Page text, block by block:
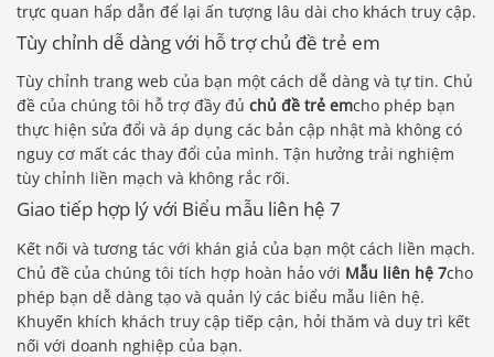
trực quan hấp dẫn để lại ấn tượng lâu dài cho khách truy cập.
Tùy chỉnh dễ dàng với hỗ trợ chủ đề trẻ em
Tùy chỉnh trang web của bạn một cách dễ dàng và tự tin. Chủ
đề của chúng tôi hỗ trợ đầy đủ chủ đề trẻ emcho phép bạn
thực hiện sửa đổi và áp dụng các bản cập nhật mà không có
nguy cơ mất các thay đổi của mình. Tận hưởng trải nghiệm
tùy chỉnh liền mạch và không rắc rối.
Giao tiếp hợp lý với Biểu mẫu liên hệ 7
Kết nối và tương tác với khán giả của bạn một cách liền mạch.
Chủ đề của chúng tôi tích hợp hoàn hảo với Mẫu liên hệ 7cho
phép bạn dễ dàng tạo và quản lý các biểu mẫu liên hệ.
Khuyến khích khách truy cập tiếp cận, hỏi thăm và duy trì kết
nối với doanh nghiệp của bạn.